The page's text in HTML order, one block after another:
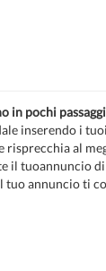
in pochi
inserendo i
al
il tuoannuncio
tuo annuncio ti